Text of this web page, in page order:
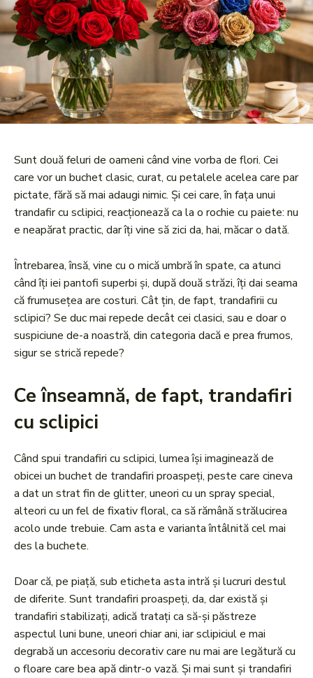
Sunt două feluri de oameni când vine vorba de flori. Cei
care vor un buchet clasic, curat, cu petalele acelea care par
pictate, fără să mai adaugi nimic. Și cei care, în fața unui
trandafir cu sclipici, reacționează ca la o rochie cu paiete: nu
e neapărat practic, dar îți vine să zici da, hai, măcar o dată.
Întrebarea, însă, vine cu o mică umbră în spate, ca atunci
când îți iei pantofi superbi și, după două străzi, îți dai seama
că frumusețea are costuri. Cât țin, de fapt, trandafirii cu
sclipici? Se duc mai repede decât cei clasici, sau e doar o
suspiciune de-a noastră, din categoria dacă e prea frumos,
sigur se strică repede?
Ce înseamnă, de fapt, trandafiri
cu sclipici
Când spui trandafiri cu sclipici, lumea își imaginează de
obicei un buchet de trandafiri proaspeți, peste care cineva
a dat un strat fin de glitter, uneori cu un spray special,
alteori cu un fel de fixativ floral, ca să rămână strălucirea
acolo unde trebuie. Cam asta e varianta întâlnită cel mai
des la buchete.
Doar că, pe piață, sub eticheta asta intră și lucruri destul
de diferite. Sunt trandafiri proaspeți, da, dar există și
trandafiri stabilizați, adică tratați ca să-și păstreze
aspectul luni bune, uneori chiar ani, iar sclipiciul e mai
degrabă un accesoriu decorativ care nu mai are legătură cu
o floare care bea apă dintr-o vază. Și mai sunt și trandafiri